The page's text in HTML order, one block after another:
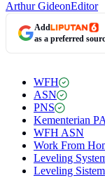
Arthur GideonEditor
Add
as a preferred
WFH
ASN
PNS
Kementerian
WFH ASN
Work From
Leveling
Leveling Sistem